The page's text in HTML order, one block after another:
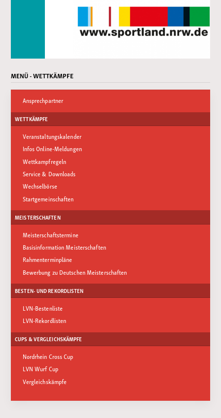
MENÜ - WETTKÄMPFE
Ansprechpartner
WETTKÄMPFE
Veranstaltungskalender
Infos Online-Meldungen
Wettkampfregeln
Service & Downloads
Wechselbörse
Startgemeinschaften
MEISTERSCHAFTEN
Meisterschaftstermine
Basisinformation Meisterschaften
Rahmenterminpläne
Bewerbung zu Deutschen Meisterschaften
BESTEN- UND REKORDLISTEN
LVN-Bestenliste
LVN-Rekordlisten
CUPS & VERGLEICHSKÄMPFE
Nordrhein Cross Cup
LVN Wurf Cup
Vergleichskämpfe